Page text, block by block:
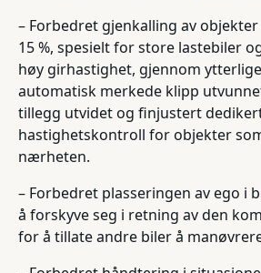
– Forbedret gjenkalling av
15 %, spesielt for store lastebiler
høy girhastighet, gjennom
automatisk merkede klipp
tillegg utvidet og finjustert
hastighetskontroll for objekter
nærheten.
– Forbedret plasseringen av ego i
å forskyve seg i retning av den
for å tillate andre biler å